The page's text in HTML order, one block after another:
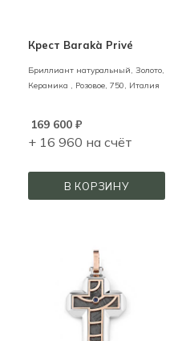
Крест Barakà Privé
Бриллиант натуральный, Золото,
Керамика , Розовое, 750, Италия
169 600 ₽
+ 16 960 на счёт
В КОРЗИНУ